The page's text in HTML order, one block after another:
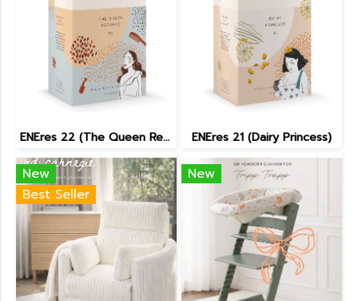
ENEres 22 (The Queen Returns) ENEres 21 (Dairy Princess)
New
Best Seller
New